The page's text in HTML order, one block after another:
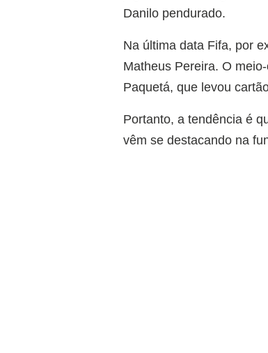
Danilo pendurado.
Na última data Fifa, por
Matheus Pereira. O
Paquetá, que levou
Portanto, a tendência é
vêm se destacando na